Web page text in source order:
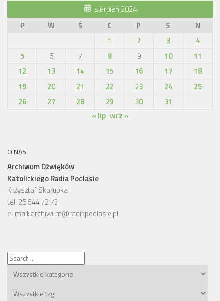
sierpień 2024
P
W Ś C P S
N
1
2 3
4
5
6 7 8 9 10
11
12
13 14 15 16 17
18
19
20 21 22 23 24
25
26
27 28 29 30
31
« lip wrz »
O NAS
Archiwum Dźwięków
Katolickiego Radia Podlasie
Krzysztof Skorupka
tel. 25 644 72 73
e-mail: archiwum@radiopodlasie.pl